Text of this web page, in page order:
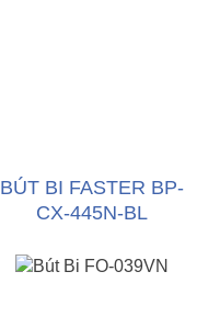
BÚT BI FASTER BP-
CX-445N-BL